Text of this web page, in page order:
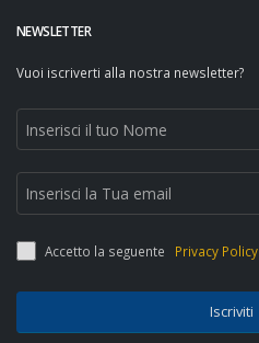
NEWSLETTER
Vuoi iscriverti alla nostra newsletter?
Accetto la seguente Privacy Policy
Iscriviti